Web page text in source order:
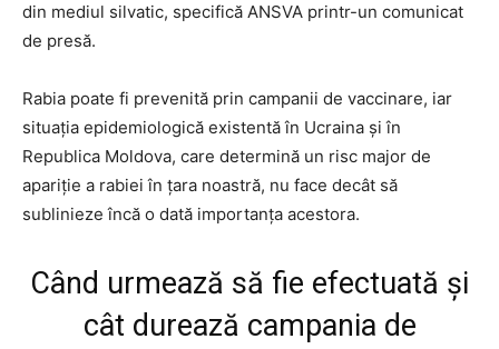
din mediul silvatic, specifică ANSVA printr-un comunicat
de presă.
Rabia poate fi prevenită prin campanii de vaccinare, iar
situaţia epidemiologică existentă în Ucraina şi în
Republica Moldova, care determină un risc major de
apariţie a rabiei în ţara noastră, nu face decât să
sublinieze încă o dată importanța acestora.
Când urmează să fie efectuată și
cât durează campania de